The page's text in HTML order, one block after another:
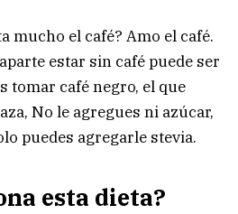
mucho el café? Amo el café.
estar sin café puede ser
tomar café negro, el que
No le agregues ni azúcar,
puedes agregarle stevia.
esta dieta?